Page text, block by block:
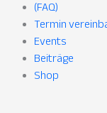
(FAQ)
Termin
Events
Beiträge
Shop